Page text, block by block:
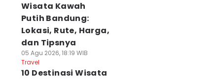
Wisata Kawah
Putih Bandung:
Lokasi, Rute, Harga,
dan Tipsnya
05 Agu 2026, 18:19 WIB
Travel
10 Destinasi Wisata